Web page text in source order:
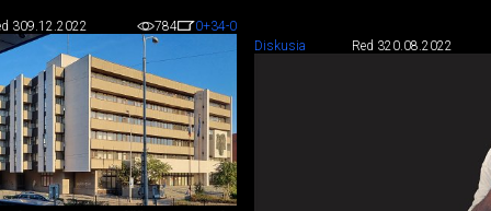
309.12.2022 784 0+34-0
Diskusia Red 320.08.2022